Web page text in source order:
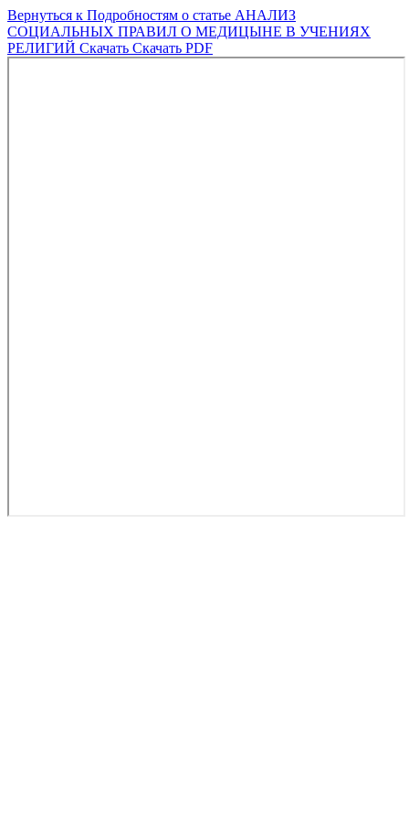
Вернуться к Подробностям о статье АНАЛИЗ
СОЦИАЛЬНЫХ ПРАВИЛ О МЕДИЦЫНЕ В УЧЕНИЯХ
РЕЛИГИЙ Скачать Скачать PDF